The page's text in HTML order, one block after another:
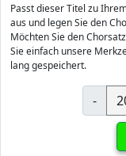
Passt dieser Titel zu
aus und legen Sie den
Möchten Sie den
Sie einfach unsere
lang gespeichert.
-